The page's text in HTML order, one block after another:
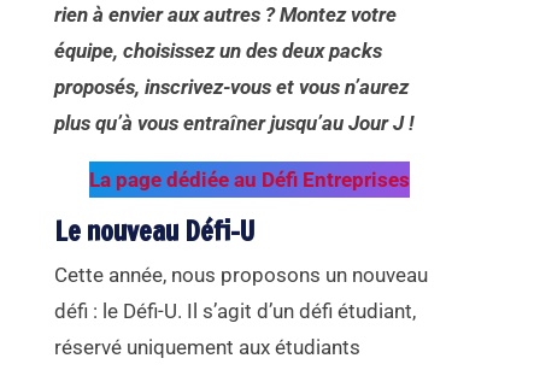
rien à envier aux autres ? Montez votre
équipe, choisissez un des deux packs
proposés, inscrivez-vous et vous n’aurez
plus qu’à vous entraîner jusqu’au Jour J !
La page dédiée au Défi Entreprises
Le nouveau Défi-U
Cette année, nous proposons un nouveau
défi : le Défi-U. Il s’agit d’un défi étudiant,
réservé uniquement aux étudiants